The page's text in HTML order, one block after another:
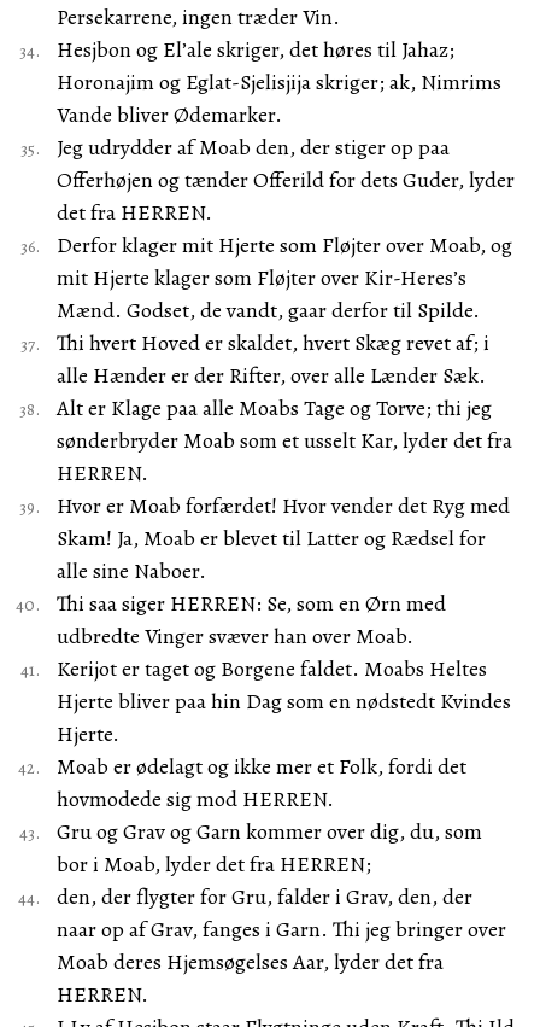
Persekarrene, ingen træder Vin.
Hesjbon og El’ale skriger, det høres til Jahaz;
Horonajim og Eglat-Sjelisjija skriger; ak, Nimrims
Vande bliver Ødemarker.
Jeg udrydder af Moab den, der stiger op paa
Offerhøjen og tænder Offerild for dets Guder, lyder
det fra HERREN.
Derfor klager mit Hjerte som Fløjter over Moab, og
mit Hjerte klager som Fløjter over Kir-Heres’s
Mænd. Godset, de vandt, gaar derfor til Spilde.
Thi hvert Hoved er skaldet, hvert Skæg revet af; i
alle Hænder er der Rifter, over alle Lænder Sæk.
Alt er Klage paa alle Moabs Tage og Torve; thi jeg
sønderbryder Moab som et usselt Kar, lyder det fra
HERREN.
Hvor er Moab forfærdet! Hvor vender det Ryg med
Skam! Ja, Moab er blevet til Latter og Rædsel for
alle sine Naboer.
Thi saa siger HERREN: Se, som en Ørn med
udbredte Vinger svæver han over Moab.
Kerijot er taget og Borgene faldet. Moabs Heltes
Hjerte bliver paa hin Dag som en nødstedt Kvindes
Hjerte.
Moab er ødelagt og ikke mer et Folk, fordi det
hovmodede sig mod HERREN.
Gru og Grav og Garn kommer over dig, du, som
bor i Moab, lyder det fra HERREN;
den, der flygter for Gru, falder i Grav, den, der
naar op af Grav, fanges i Garn. Thi jeg bringer over
Moab deres Hjemsøgelses Aar, lyder det fra
HERREN.